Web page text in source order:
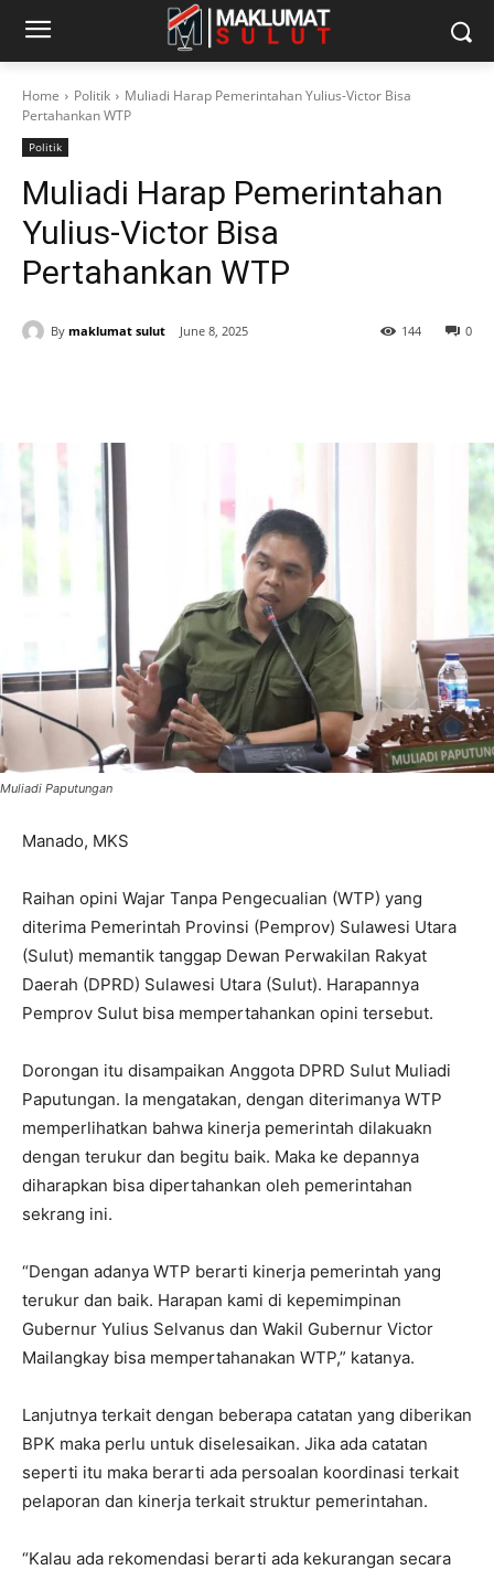
Home Politik
Muliadi Harap Pemerintahan Yulius-Victor Bisa
Pertahankan WTP
Politik
Muliadi Harap Pemerintahan
Yulius-Victor Bisa
Pertahankan WTP
By maklumat sulut June 8, 2025 0
144
Muliadi Paputungan
Manado, MKS
Raihan opini Wajar Tanpa Pengecualian (WTP) yang
diterima Pemerintah Provinsi (Pemprov) Sulawesi Utara
(Sulut) memantik tanggap Dewan Perwakilan Rakyat
Daerah (DPRD) Sulawesi Utara (Sulut). Harapannya
Pemprov Sulut bisa mempertahankan opini tersebut.
Dorongan itu disampaikan Anggota DPRD Sulut Muliadi
Paputungan. Ia mengatakan, dengan diterimanya WTP
memperlihatkan bahwa kinerja pemerintah dilakuakn
dengan terukur dan begitu baik. Maka ke depannya
diharapkan bisa dipertahankan oleh pemerintahan
sekrang ini.
“Dengan adanya WTP berarti kinerja pemerintah yang
terukur dan baik. Harapan kami di kepemimpinan
Gubernur Yulius Selvanus dan Wakil Gubernur Victor
Mailangkay bisa mempertahanakan WTP,” katanya.
Lanjutnya terkait dengan beberapa catatan yang diberikan
BPK maka perlu untuk diselesaikan. Jika ada catatan
seperti itu maka berarti ada persoalan koordinasi terkait
pelaporan dan kinerja terkait struktur pemerintahan.
“Kalau ada rekomendasi berarti ada kekurangan secara